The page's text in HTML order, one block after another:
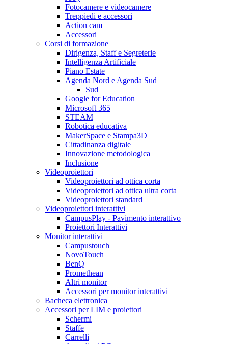
Fotocamere e videocamere
Treppiedi e accessori
Action cam
Accessori
Corsi di formazione
Dirigenza, Staff e Segreterie
Intelligenza Artificiale
Piano Estate
Agenda Nord e Agenda Sud
Sud
Google for Education
Microsoft 365
STEAM
Robotica educativa
MakerSpace e Stampa3D
Cittadinanza digitale
Innovazione metodologica
Inclusione
Videoproiettori
Videoproiettori ad ottica corta
Videoproiettori ad ottica ultra corta
Videoproiettori standard
Videoproiettori interattivi
CampusPlay - Pavimento interattivo
Proiettori Interattivi
Monitor interattivi
Campustouch
NovoTouch
BenQ
Promethean
Altri monitor
Accessori per monitor interattivi
Bacheca elettronica
Accessori per LIM e proiettori
Schermi
Staffe
Carrelli